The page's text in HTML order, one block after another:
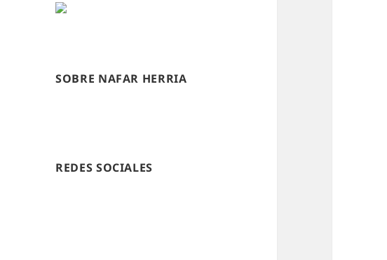
SOBRE NAFAR HERRIA
REDES SOCIALES